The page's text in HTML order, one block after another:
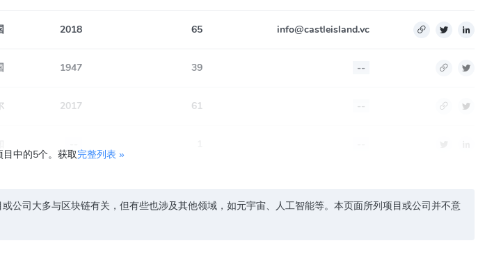
中的5个。获取完整列表 »
2018 65 info@castleisland.vc
1947 39 --
2017 61 --
司大多与区块链有关，但有些也涉及其他领域，如元宇宙、人工智能等。本页面所列项目或公司并不意